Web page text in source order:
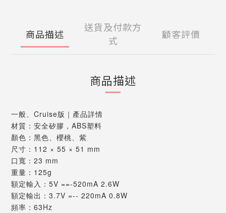
商品描述
送貨及付款方
式
顧客評價
商品描述
一般、Cruise版｜產品詳情
材質：安全矽膠，ABS塑料
顏色：黑色、櫻桃、紫
尺寸：112 × 55 × 51 mm
口寬：23 mm
重量：125g
額定輸入：5V ==-520mA 2.6W
額定輸出：3.7V =-- 220mA 0.8W
頻率：63Hz